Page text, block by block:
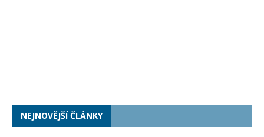
NEJNOVĚJŠÍ ČLÁNKY